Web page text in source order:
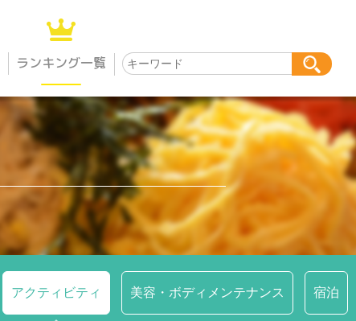
ランキング一覧
アクティビティ 美容・ボディメンテナンス 宿泊